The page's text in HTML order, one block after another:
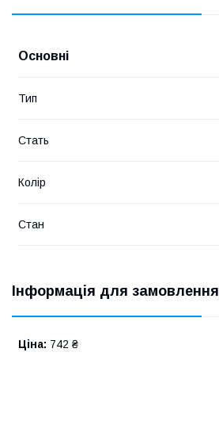
Основні
Тип
Стать
Колір
Стан
Інформація для замовлення
Ціна: 742 ₴